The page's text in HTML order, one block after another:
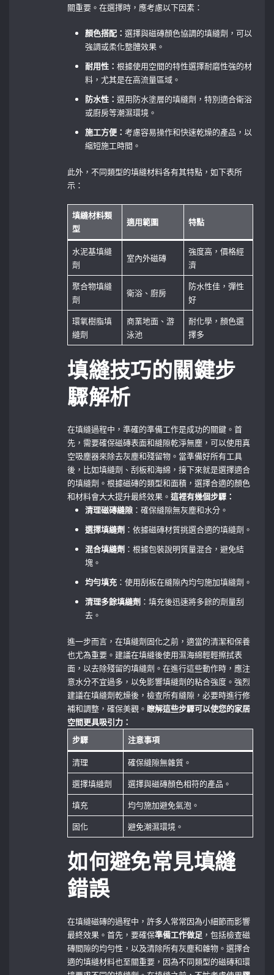
關重要。在選擇時，應考慮以下因素：
顏色搭配：選擇與磁磚顏色協調的填縫劑，可以
強調或柔化整體效果。
耐用性：根據使用空間的特性選擇耐磨性強的材
料，尤其是在高流量區域。
防水性：選用防水塗層的填縫劑，特別適合衛浴
或廚房等潮濕環境。
施工方便：考慮容易操作和快速乾燥的產品，以
縮短施工時間。
此外，不同類型的填縫材料各有其特點，如下表所
示：
填縫材料類
型
適用範圍 特點
水泥基填縫
劑
室內外磁磚
強度高，價格經
濟
聚合物填縫
劑
衛浴、廚房
防水性佳，彈性
好
環氧樹脂填
縫劑
商業地面、游
泳池
耐化學，顏色選
擇多
填縫技巧的關鍵步
驟解析
在填縫過程中，準確的準備工作是成功的關鍵。首
先，需要確保磁磚表面和縫隙乾淨無塵，可以使用真
空吸塵器來除去灰塵和殘留物。當準備好所有工具
後，比如填縫劑、刮板和海綿，接下來就是選擇適合
的填縫劑。根據磁磚的類型和面積，選擇合適的顏色
和材料會大大提升最終效果。這裡有幾個步驟：
清理磁磚縫隙 ：確保縫隙無灰塵和水分。
選擇填縫劑 ：依據磁磚材質挑選合適的填縫劑。
混合填縫劑 ：根據包裝說明質量混合，避免結
塊。
均勻填充 ：使用刮板在縫隙內均勻施加填縫劑。
清理多餘填縫劑 ：填充後迅速將多餘的劑量刮
去。
進一步而言，在填縫劑固化之前，適當的清潔和保養
也尤為重要。建議在填縫後使用濕海綿輕輕擦拭表
面，以去除殘留的填縫劑。在進行這些動作時，應注
意水分不宜過多，以免影響填縫劑的粘合強度。強烈
建議在填縫劑乾燥後，檢查所有縫隙，必要時進行修
補和調整，確保美觀。 瞭解這些步驟可以使您的家居
空間更具吸引力：
步驟
注意事項
清理
確保縫隙無雜質。
選擇填縫劑
選擇與磁磚顏色相符的產品。
填充
均勻施加避免氣泡。
固化
避免潮濕環境。
如何避免常見填縫
錯誤
在填縫磁磚的過程中，許多人常常因為小細節而影響
最終效果。首先，要確保準備工作做足 ，包括檢查磁
磚間隙的均勻性，以及清除所有灰塵和雜物。選擇合
適的填縫材料也至關重要，因為不同類型的磁磚和環